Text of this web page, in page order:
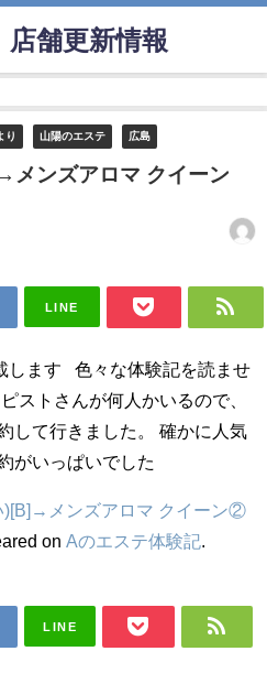
舗更新情報
り 山陽のエステ 広島
メンズアロマ クイーン
LINE
します 色々な体験記を読ませ
ストさんが何人かいるので、
して行きました。 確かに人気
がいっぱいでした
)[B]→メンズアロマ クイーン②
on Aのエステ体験記
LINE